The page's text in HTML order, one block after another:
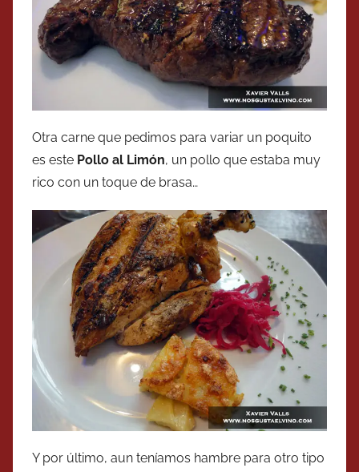
Otra carne que pedimos para variar un poquito
es este Pollo al Limón, un pollo que estaba muy
rico con un toque de brasa…
Y por último, aun teníamos hambre para otro tipo